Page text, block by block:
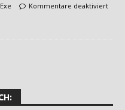
Exe Kommentare deaktiviert